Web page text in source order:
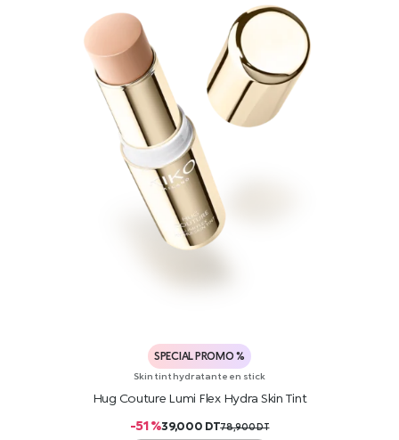
SPECIAL PROMO %
Skin tint hydratante en stick
Hug Couture Lumi Flex Hydra Skin Tint
-51 %39,000 DT78,900DT